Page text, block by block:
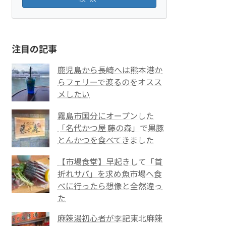
注目の記事
鹿児島から長崎へは熊本港か
らフェリーで渡るのをオスス
メしたい
霧島市国分にオープンした
「名代かつ屋 藤の森」で黒豚
とんかつを食べてきました
【市場食堂】早起きして「首
折れサバ」を求め魚市場へ食
べに行ったら想像と全然違っ
た
麻辣湯初心者が李記東北麻辣